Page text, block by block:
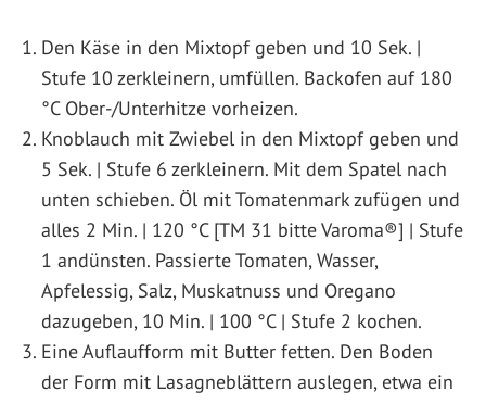
Den Käse in den Mixtopf geben und 10 Sek. |
Stufe 10 zerkleinern, umfüllen. Backofen auf 180
°C Ober-/Unterhitze vorheizen.
Knoblauch mit Zwiebel in den Mixtopf geben und
5 Sek. | Stufe 6 zerkleinern. Mit dem Spatel nach
unten schieben. Öl mit Tomatenmark zufügen und
alles 2 Min. | 120 °C [TM 31 bitte Varoma®] | Stufe
1 andünsten. Passierte Tomaten, Wasser,
Apfelessig, Salz, Muskatnuss und Oregano
dazugeben, 10 Min. | 100 °C | Stufe 2 kochen.
Eine Auflaufform mit Butter fetten. Den Boden
der Form mit Lasagneblättern auslegen, etwa ein